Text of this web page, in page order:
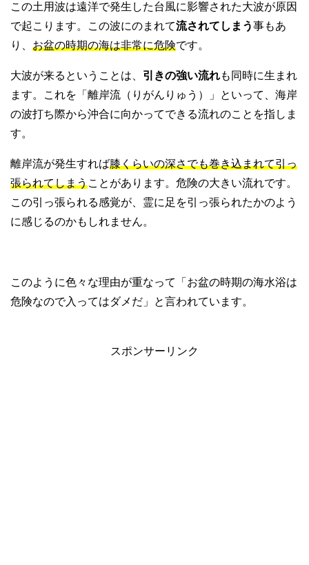
この土用波は遠洋で発生した台風に影響された大波が原因
で起こります。この波にのまれて流されてしまう事もあ
り、 お盆の時期の海は非常に危険です。
大波が来るということは、 引きの強い流れも同時に生まれ
ます。これを「離岸流（りがんりゅう）」といって、海岸
の波打ち際から沖合に向かってできる流れのことを指しま
す。
離岸流が発生すれば膝くらいの深さでも巻き込まれて引っ
張られてしまうことがあります。危険の大きい流れです。
この引っ張られる感覚が、霊に足を引っ張られたかのよう
に感じるのかもしれません。
このように色々な理由が重なって「お盆の時期の海水浴は
危険なので入ってはダメだ」と言われています。
スポンサーリンク